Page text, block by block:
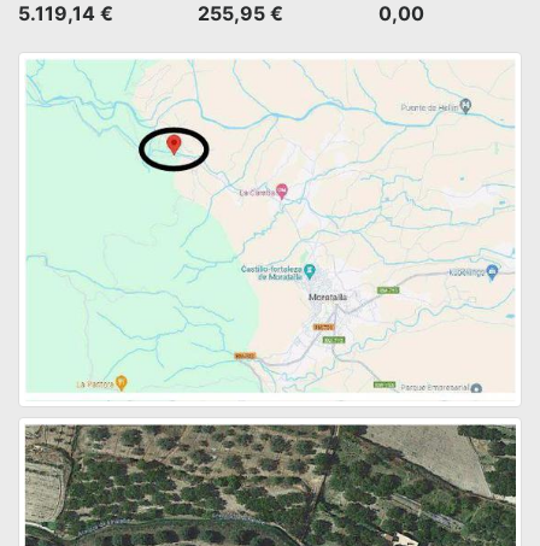
5.119,14 €
255,95 €
0,00 